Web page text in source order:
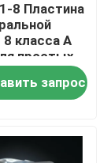
8 Пластина
класса А
простых
машин с
запрос